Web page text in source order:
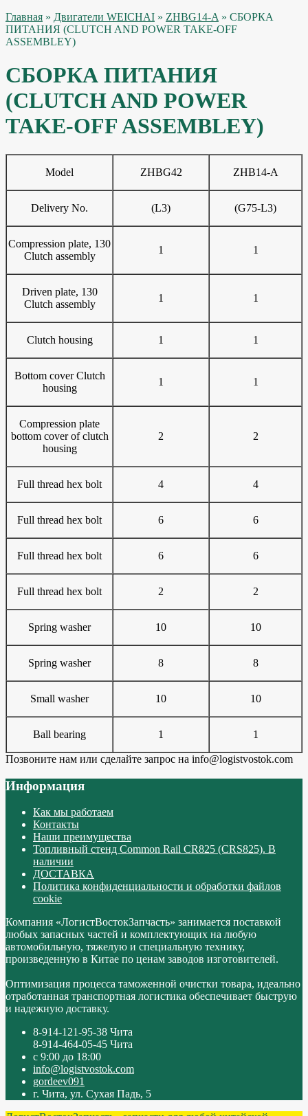
Главная » Двигатели WEICHAI » ZHBG14-A » СБОРКА
ПИТАНИЯ (CLUTCH AND POWER TAKE-OFF
ASSEMBLEY)
СБОРКА ПИТАНИЯ
(CLUTCH AND POWER
TAKE-OFF ASSEMBLEY)
Model ZHBG42 ZHB14-A
Delivery No. (L3) (G75-L3)
Compression plate, 130
Clutch assembly
1 1
Driven plate, 130
Clutch assembly
1 1
Clutch housing 1 1
Bottom cover Clutch
housing
1 1
Compression plate
bottom cover of clutch
housing
2 2
Full thread hex bolt 4 4
Full thread hex bolt 6 6
Full thread hex bolt 6 6
Full thread hex bolt 2 2
Spring washer 10 10
Spring washer 8 8
Small washer 10 10
Ball bearing 1 1
Позвоните нам или сделайте запрос на info@logistvostok.com
Информация
Как мы работаем
Контакты
Наши преимущества
Топливный стенд Common Rail CR825 (CRS825). В
наличии
ДОСТАВКА
Политика конфиденциальности и обработки файлов
cookie
Компания «ЛогистВостокЗапчасть» занимается поставкой
любых запасных частей и комплектующих на любую
автомобильную, тяжелую и специальную технику,
произведенную в Китае по ценам заводов изготовителей.
Оптимизация процесса таможенной очистки товара, идеально
отработанная транспортная логистика обеспечивает быструю
и надежную доставку.
8-914-121-95-38 Чита
8-914-464-05-45 Чита
с 9:00 до 18:00
info@logistvostok.com
gordeev091
г. Чита, ул. Сухая Падь, 5